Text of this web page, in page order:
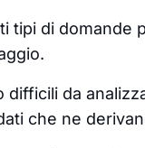
tipi di domande
difficili da
che ne